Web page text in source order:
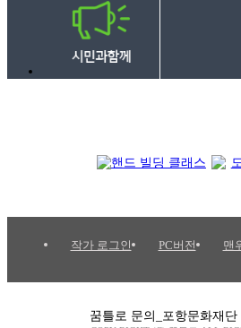
작가 로그인 PC버전 맨
꿈틀로 문의_포항문화재단